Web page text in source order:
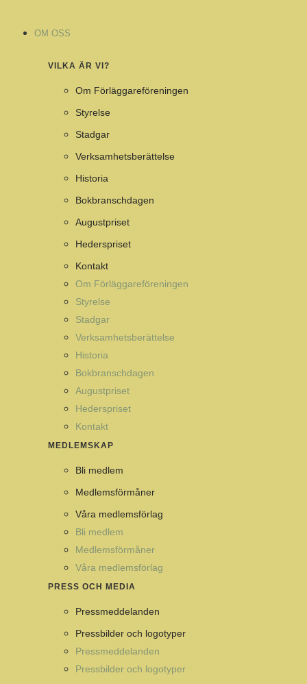
OM OSS
VILKA ÄR VI?
Om Förläggareföreningen
Styrelse
Stadgar
Verksamhetsberättelse
Historia
Bokbranschdagen
Augustpriset
Hederspriset
Kontakt
Om Förläggareföreningen
Styrelse
Stadgar
Verksamhetsberättelse
Historia
Bokbranschdagen
Augustpriset
Hederspriset
Kontakt
MEDLEMSKAP
Bli medlem
Medlemsförmåner
Våra medlemsförlag
Bli medlem
Medlemsförmåner
Våra medlemsförlag
PRESS OCH MEDIA
Pressmeddelanden
Pressbilder och logotyper
Pressmeddelanden
Pressbilder och logotyper